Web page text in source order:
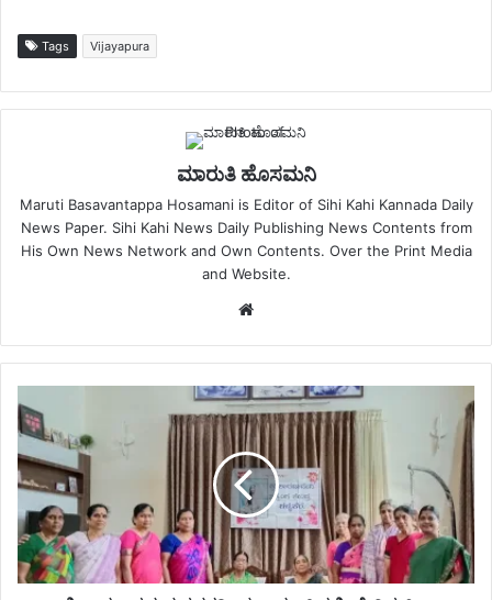
Tags Vijayapura
ಮಾರುತಿ ಹೊಸಮನಿ
Maruti Basavantappa Hosamani is Editor of Sihi Kahi Kannada Daily
News Paper. Sihi Kahi News Daily Publishing News Contents from
His Own News Network and Own Contents. Over the Print Media
and Website.
Website